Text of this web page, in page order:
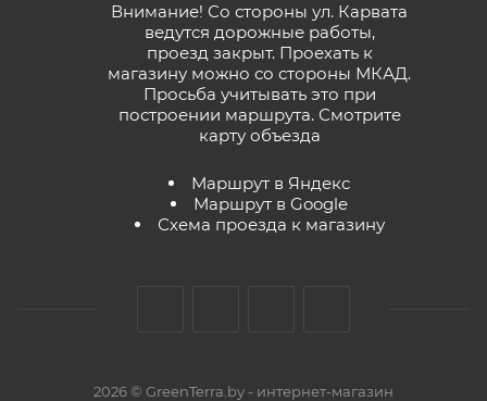
Внимание! Со стороны ул. Карвата
ведутся дорожные работы,
проезд закрыт. Проехать к
магазину можно со стороны МКАД.
Просьба учитывать это при
построении маршрута. Смотрите
карту объезда
Маршрут в Яндекс
Маршрут в Google
Схема проезда к магазину
2026 © GreenTerra.by - интернет-магазин